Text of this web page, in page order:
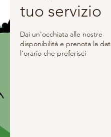
tuo servizio
Dai un'occhiata alle nostre
disponibilità e prenota la
l'orario che preferisci